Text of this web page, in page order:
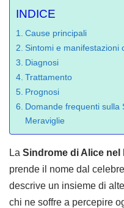
INDICE
Cause principali
Sintomi e manifestazioni
Diagnosi
Trattamento
Prognosi
Domande frequenti sulla
Meraviglie
La Sindrome di Alice nel
prende il nome dal
descrive un insieme di
chi ne soffre a percepire